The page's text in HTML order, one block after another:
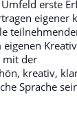
erste
eigener
mit der
kreativ,
Sprache